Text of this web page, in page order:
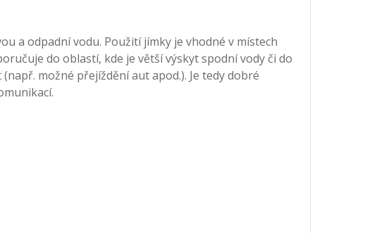
a odpadní vodu. Použití jímky je vhodné v místech
do oblastí, kde je větší výskyt spodní vody či do
možné přejíždění aut apod.). Je tedy dobré